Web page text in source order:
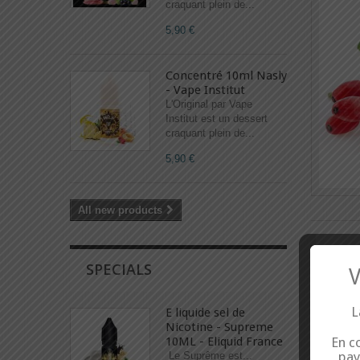
craquant plein de...
5,90 €
Concentré 10ml Nasly
- Vape Institut
L'Original par Vape
Institut est un dessert
craquant plein de...
5,90 €
All new products
SPECIALS
E liquide sel de
Nicotine - Supreme
10ML - Eliquid France
Le Suprême est...
En